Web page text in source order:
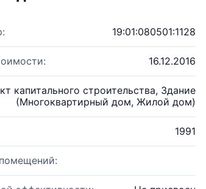
19:01:080501:1128
16.12.2016
капитального строительства, Здание
(Многоквартирный дом, Жилой дом)
1991